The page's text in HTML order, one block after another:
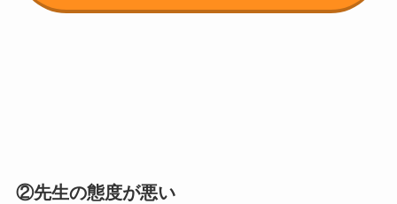
②先生の態度が悪い